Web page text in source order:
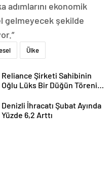
adımlarını ekonomik
gelmeyecek şekilde
Ülke
Reliance Şirketi Sahibinin
Oğlu Lüks Bir Düğün Töreni
Denizli İhracatı Şubat Ayında
Yüzde 6,2 Arttı